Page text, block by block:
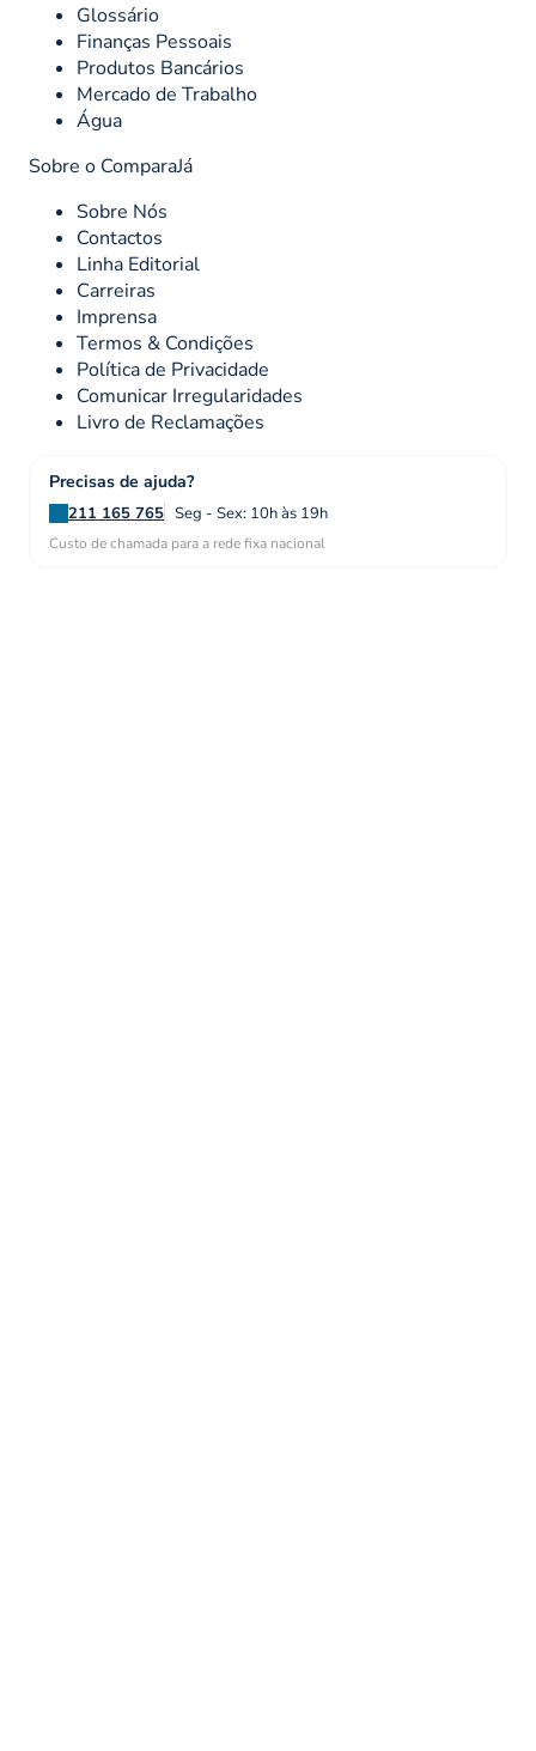
Glossário
Finanças Pessoais
Produtos Bancários
Mercado de Trabalho
Água
Sobre o ComparaJá
Sobre Nós
Contactos
Linha Editorial
Carreiras
Imprensa
Termos & Condições
Política de Privacidade
Comunicar Irregularidades
Livro de Reclamações
Precisas de ajuda?
211 165 765 Seg - Sex: 10h às 19h
Custo de chamada para a rede fixa nacional